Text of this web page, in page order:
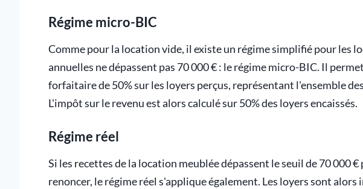
Régime micro-BIC
Comme pour la location vide, il existe un régime simplifié pour les
annuelles ne dépassent pas 70 000 € : le régime micro-BIC. Il
forfaitaire de 50% sur les loyers perçus, représentant l'ensemble
L'impôt sur le revenu est alors calculé sur 50% des loyers encaissés.
Régime réel
Si les recettes de la location meublée dépassent le seuil de 70 000
renoncer, le régime réel s'applique également. Les loyers sont